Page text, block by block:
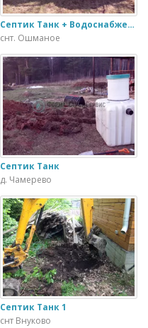
Септик Танк + Водоснабжение
снт. Ошманое
Септик Танк
д. Чамерево
Септик Танк 1
снт Внуково